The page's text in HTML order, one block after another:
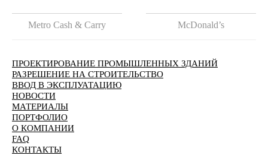
Metro Cash & Carry McDonald’s
ПРОЕКТИРОВАНИЕ ПРОМЫШЛЕННЫХ ЗДАНИЙ
РАЗРЕШЕНИЕ НА СТРОИТЕЛЬСТВО
ВВОД В ЭКСПЛУАТАЦИЮ
НОВОСТИ
МАТЕРИАЛЫ
ПОРТФОЛИО
О КОМПАНИИ
FAQ
КОНТАКТЫ